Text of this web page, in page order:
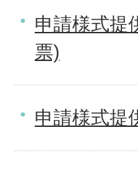
申請様式提
票)
申請様式提